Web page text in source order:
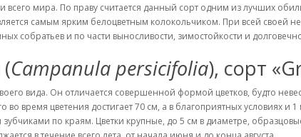
мира. По праву считается данный сорт одним из лучших
самым ярким белоцветным колокольчиком. При всей своей
собратьев и по части выносливости, зимостойкости и
Campanula persicifolia), сорт
вида. Он отличается совершенной формой цветков, будто
во время цветения достигает 70 см, а в благоприятных условиях
по краям. Цветки крупные, до 5 см в диаметре,